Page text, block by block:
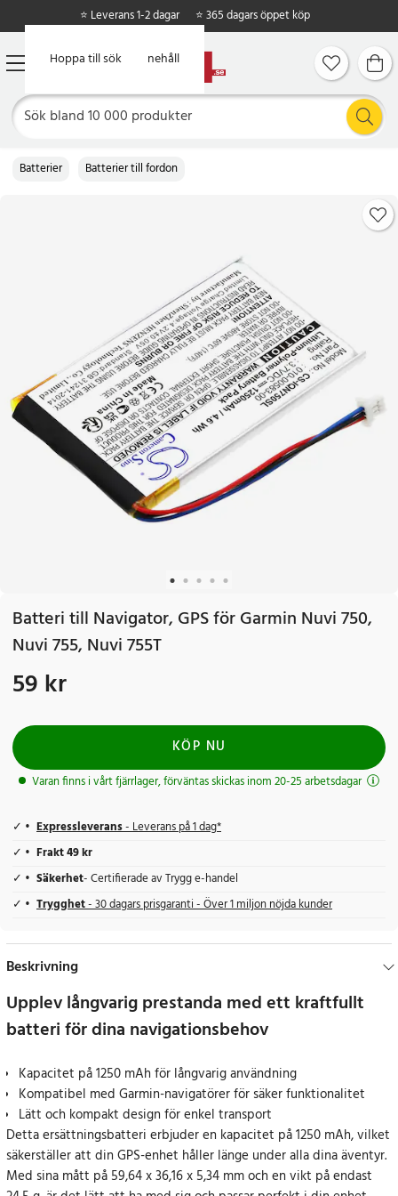
Hoppa till huvudinnehåll
Hoppa till sök
⭐ Leverans 1-2 dagar ⭐ 365 dagars öppet köp
Batterier Batterier till fordon
Batteri till Navigator, GPS för Garmin Nuvi 750,
Nuvi 755, Nuvi 755T
Pris: 59 kr
59 kr
KÖP NU
Varan finns i vårt fjärrlager, förväntas skickas inom 20-25 arbetsdagar
Expressleverans- Leverans på 1 dag*
Frakt 49 kr
Säkerhet- Certifierade av Trygg e-handel
Trygghet- 30 dagars prisgaranti - Över 1 miljon nöjda kunder
Beskrivning
Upplev långvarig prestanda med ett kraftfullt
batteri för dina navigationsbehov
Kapacitet på 1250 mAh för långvarig användning
Kompatibel med Garmin-navigatörer för säker funktionalitet
Lätt och kompakt design för enkel transport
Detta ersättningsbatteri erbjuder en kapacitet på 1250 mAh, vilket
säkerställer att din GPS-enhet håller länge under alla dina äventyr.
Med sina mått på 59,64 x 36,16 x 5,34 mm och en vikt på endast